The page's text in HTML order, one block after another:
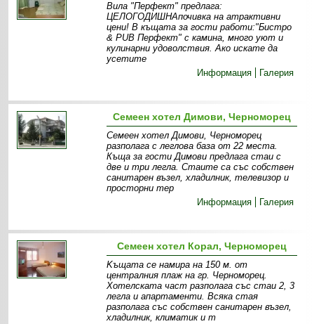
Вила "Перфект" предлага:
ЦЕЛОГОДИШНАпочивка на атрактивни
цени! В къщата за гости работи:"Бистро
& PUB Перфект" с камина, много уют и
кулинарни удоволствия. Ако искате да
усетите
Информация
Галерия
Семеен хотел Димови, Черноморец
Семеен хотел Димови, Черноморец
разполага с леглова база от 22 места.
Къща за гости Димови предлага стаи с
две и три легла. Стаите са със собствен
санитарен възел, хладилник, телевизор и
просторни тер
Информация
Галерия
Семеен хотел Корал, Черноморец
Kъщата се намира на 150 м. от
централния плаж на гр. Черноморец.
Хотелската част разполага със стаи 2, 3
легла и апартаменти. Всяка стая
разполага със собствен санитарен възел,
хладилник, климатик и т